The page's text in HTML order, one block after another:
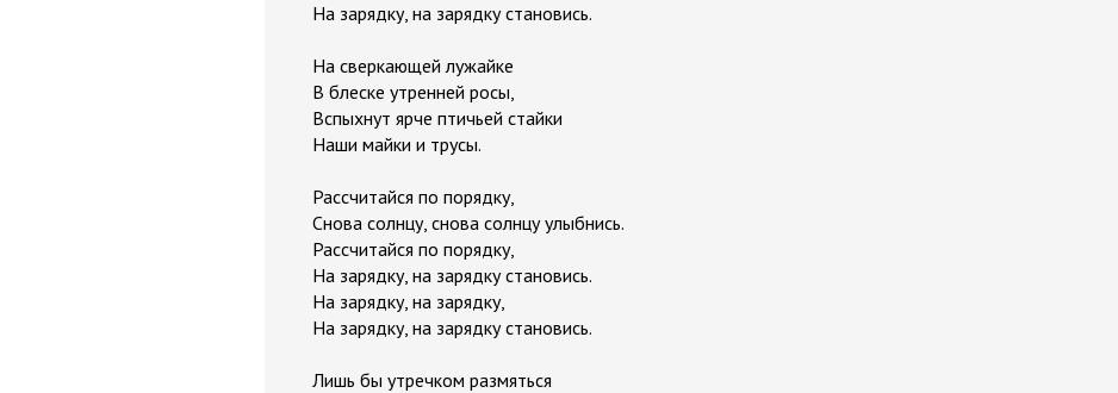
На зарядку, на зарядку становись.
На сверкающей лужайке
В блеске утренней росы,
Вспыхнут ярче птичьей стайки
Наши майки и трусы.
Рассчитайся по порядку,
Снова солнцу, снова солнцу улыбнись.
Рассчитайся по порядку,
На зарядку, на зарядку становись.
На зарядку, на зарядку,
На зарядку, на зарядку становись.
Лишь бы утречком размяться